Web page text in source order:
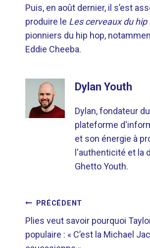
Puis, en août dernier, il s’est
produire le Les cerveaux du
pionniers du hip hop,
Eddie Cheeba.
Dylan Youth
Dylan, fondateur
plateforme
et son énergie à
l'authenticité et la
Ghetto Youth.
DE
PRÉCÉDENT
Plies veut savoir pourquoi
populaire : « C’est la Michael